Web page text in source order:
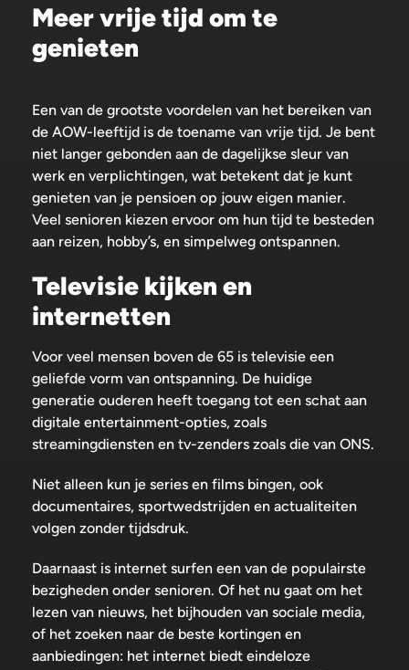
Meer vrije tijd om te
genieten
Een van de grootste voordelen van het bereiken van
de AOW-leeftijd is de toename van vrije tijd. Je bent
niet langer gebonden aan de dagelijkse sleur van
werk en verplichtingen, wat betekent dat je kunt
genieten van je pensioen op jouw eigen manier.
Veel senioren kiezen ervoor om hun tijd te besteden
aan reizen, hobby’s, en simpelweg ontspannen.
Televisie kijken en
internetten
Voor veel mensen boven de 65 is televisie een
geliefde vorm van ontspanning. De huidige
generatie ouderen heeft toegang tot een schat aan
digitale entertainment-opties, zoals
streamingdiensten en tv-zenders zoals die van ONS.
Niet alleen kun je series en films bingen, ook
documentaires, sportwedstrijden en actualiteiten
volgen zonder tijdsdruk.
Daarnaast is internet surfen een van de populairste
bezigheden onder senioren. Of het nu gaat om het
lezen van nieuws, het bijhouden van sociale media,
of het zoeken naar de beste kortingen en
aanbiedingen: het internet biedt eindeloze